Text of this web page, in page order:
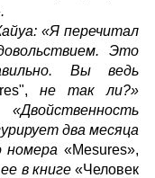
«Я перечитал
Это
Вы ведь
не так ли?»
«Двойственность
два месяца
номера «Mesures»,
в книге «Человек